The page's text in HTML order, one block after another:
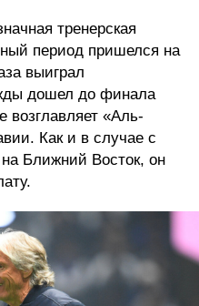
тренерская
период пришелся на
выиграл
дошел до финала
возглавляет «Аль-
Как и в случае с
Ближний Восток, он